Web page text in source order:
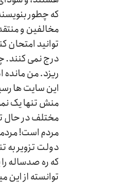
که چطور
مخالفین و
توانید
درج نمی کنند.
ریزد. من مانده
این سایت ها
منش تنها یک
مختلف در حال
مردم است!
دولت تزویر به
که ره صدساله
توانسته از این